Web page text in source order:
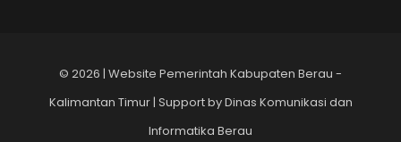
© 2026 | Website Pemerintah Kabupaten Berau -
Kalimantan Timur | Support by Dinas Komunikasi dan
Informatika Berau